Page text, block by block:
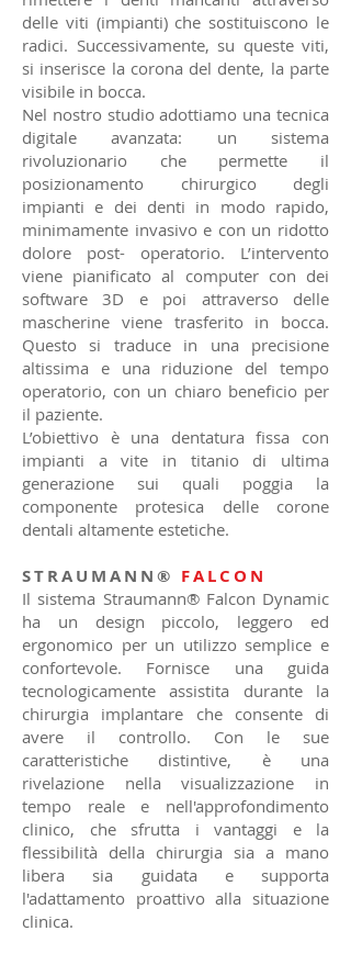
delle viti (impianti) che sostituiscono le
radici. Successivamente, su queste viti,
si inserisce la corona del dente, la parte
visibile in bocca.
Nel nostro studio adottiamo una tecnica
digitale avanzata: un sistema
rivoluzionario che permette il
posizionamento chirurgico degli
impianti e dei denti in modo rapido,
minimamente invasivo e con un ridotto
dolore post- operatorio. L’intervento
viene pianificato al computer con dei
software 3D e poi attraverso delle
mascherine viene trasferito in bocca.
Questo si traduce in una precisione
altissima e una riduzione del tempo
operatorio, con un chiaro beneficio per
il paziente.
L’obiettivo è una dentatura fissa con
impianti a vite in titanio di ultima
generazione sui quali poggia la
componente protesica delle corone
dentali altamente estetiche.
STRAUMANN® FALCON
Il sistema Straumann® Falcon Dynamic
ha un design piccolo, leggero ed
ergonomico per un utilizzo semplice e
confortevole. Fornisce una guida
tecnologicamente assistita durante la
chirurgia implantare che consente di
avere il controllo. Con le sue
caratteristiche distintive, è una
rivelazione nella visualizzazione in
tempo reale e nell'approfondimento
clinico, che sfrutta i vantaggi e la
flessibilità della chirurgia sia a mano
libera sia guidata e supporta
l'adattamento proattivo alla situazione
clinica.